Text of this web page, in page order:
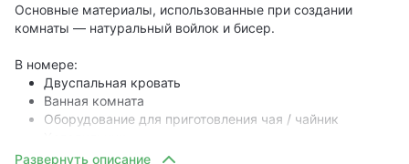
Основные материалы, использованные при создании
комнаты — натуральный войлок и бисер.
В номере:
Двуспальная кровать
Ванная комната
Оборудование для приготовления чая / чайник
Косметические принадлежности (шампунь, гель для